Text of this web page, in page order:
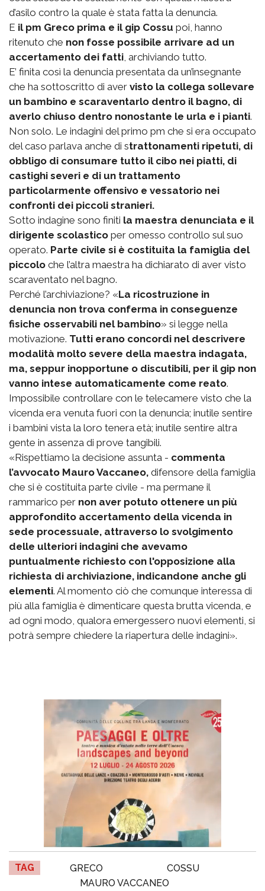
d’asilo contro la quale è stata fatta la denuncia.
E il pm Greco prima e il gip Cossu poi, hanno
ritenuto che non fosse possibile arrivare ad un
accertamento dei fatti, archiviando tutto.
E’ finita così la denuncia presentata da un’insegnante
che ha sottoscritto di aver visto la collega sollevare
un bambino e scaraventarlo dentro il bagno, di
averlo chiuso dentro nonostante le urla e i pianti.
Non solo. Le indagini del primo pm che si era occupato
del caso parlava anche di strattonamenti ripetuti, di
obbligo di consumare tutto il cibo nei piatti, di
castighi severi e di un trattamento
particolarmente offensivo e vessatorio nei
confronti dei piccoli stranieri.
Sotto indagine sono finiti la maestra denunciata e il
dirigente scolastico per omesso controllo sul suo
operato. Parte civile si è costituita la famiglia del
piccolo che l’altra maestra ha dichiarato di aver visto
scaraventato nel bagno.
Perché l’archiviazione? «La ricostruzione in
denuncia non trova conferma in conseguenze
fisiche osservabili nel bambino» si legge nella
motivazione. Tutti erano concordi nel descrivere
modalità molto severe della maestra indagata,
ma, seppur inopportune o discutibili, per il gip non
vanno intese automaticamente come reato.
Impossibile controllare con le telecamere visto che la
vicenda era venuta fuori con la denuncia; inutile sentire
i bambini vista la loro tenera età; inutile sentire altra
gente in assenza di prove tangibili.
«Rispettiamo la decisione assunta - commenta
l’avvocato Mauro Vaccaneo, difensore della famiglia
che si è costituita parte civile - ma permane il
rammarico per non aver potuto ottenere un più
approfondito accertamento della vicenda in
sede processuale, attraverso lo svolgimento
delle ulteriori indagini che avevamo
puntualmente richiesto con l'opposizione alla
richiesta di archiviazione, indicandone anche gli
elementi. Al momento ciò che comunque interessa di
più alla famiglia è dimenticare questa brutta vicenda, e
ad ogni modo, qualora emergessero nuovi elementi, si
potrà sempre chiedere la riapertura delle indagini».
TAG GRECO
COSSU
MAURO VACCANEO